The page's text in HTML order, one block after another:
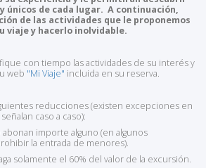
únicos de cada lugar. A continuación,
de las actividades que le proponemos
viaje y hacerlo inolvidable.
con tiempo las actividades de su interés y
web "Mi Viaje" incluida en su reserva.
reducciones (existen excepciones en
caso a caso):
importe alguno (en algunos
la entrada de menores).
solamente el 60% del valor de la excursión.